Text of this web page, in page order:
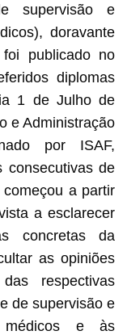
supervisão e
doravante
foi publicado no
diplomas
1 de Julho de
e Administração
por ISAF,
consecutivas de
a partir
a esclarecer
concretas da
as opiniões
respectivas
de supervisão e
médicos e às